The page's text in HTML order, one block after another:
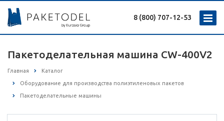
8 (800) 707-12-53
Пакетоделательная машина CW-400V2
Главная Каталог
Оборудование для производства полиэтиленовых пакетов
Пакетоделательные машины